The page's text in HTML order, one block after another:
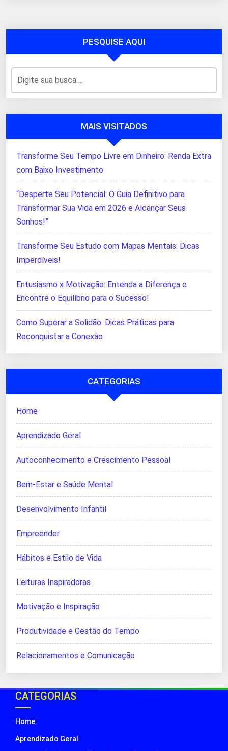
PESQUISE AQUI
MAIS VISITADOS
Transforme Seu Tempo Livre em Dinheiro: Renda Extra
com Baixo Investimento
“Desperte Seu Potencial: O Guia Definitivo para
Transformar Sua Vida em 2026 e Alcançar Seus
Sonhos!”
Transforme Seu Estudo com Mapas Mentais: Dicas
Imperdíveis!
Entusiasmo x Motivação: Entenda a Diferença e
Encontre o Equilíbrio para o Sucesso!
Como Superar a Solidão: Dicas Práticas para
Reconquistar a Conexão
CATEGORIAS
Home
Aprendizado Geral
Autoconhecimento e Crescimento Pessoal
Bem-Estar e Saúde Mental
Desenvolvimento Infantil
Empreender
Hábitos e Estilo de Vida
Leituras Inspiradoras
Motivação e Inspiração
Produtividade e Gestão do Tempo
Relacionamentos e Comunicação
CATEGORIAS
Home
Aprendizado Geral